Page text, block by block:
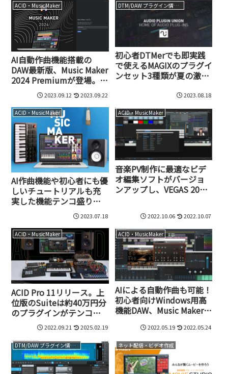
ACID・MusicMaker
AI自動作曲機能搭載の
DAW最新版、Music Maker
2024 Premiumが登場。9
月24日まで激安の4,980円
2023.09.12 2023.09.22
DTM/DAW プラグイン情報（VST AU AAX）
初心者DTMerでも即実践
で使えるMAGIXのプラグイ
ンセット3種類が夏の激安
2023.08.18
ACID・MusicMaker
AI作曲機能や初心者にも優
しいチュートリアルも充
実した機能テンコ盛りの
DAW、Music Maker 2023
Premiumが7月23日まで
4,980円
2023.07.18
ACID・MusicMaker
音楽PV制作に最適なビデ
オ編集ソフトがバージョ
ンアップし、VEGAS 20
2022.10.06 2022.10.07
ACID・MusicMaker
ACID Pro 11リリース。上
位版のSuiteは約40万円分
のプラグインがテンコ盛
りで29,800円
2022.09.21 2025.02.19
ACID・MusicMaker
AIによる自動作曲も可能！
初心者向けWindows用高
機能DAW、Music Maker
け3,980円2022.05.19 2022.05.24
DTM/DAW プラグイン情報（VST AU AAX） ネット配信・ビデオ作成